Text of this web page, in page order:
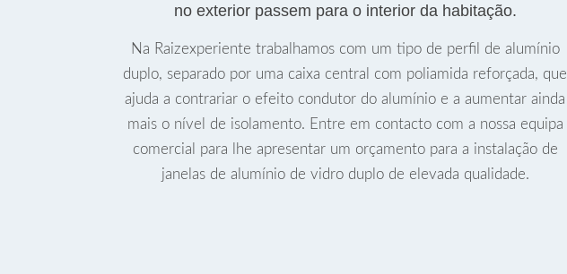
no exterior passem para o interior da habitação.
Na Raizexperiente trabalhamos com um tipo de perfil de alumínio
duplo, separado por uma caixa central com poliamida reforçada, que
ajuda a contrariar o efeito condutor do alumínio e a aumentar ainda
mais o nível de isolamento. Entre em contacto com a nossa equipa
comercial para lhe apresentar um orçamento para a instalação de
janelas de alumínio de vidro duplo de elevada qualidade.